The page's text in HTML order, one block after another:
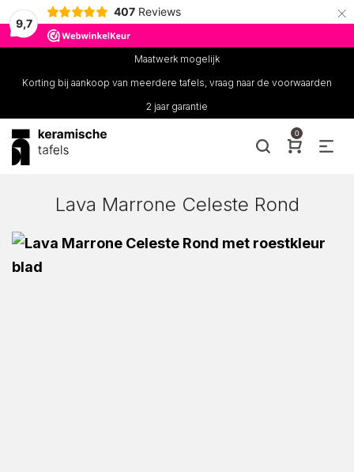
9,7
407 Reviews ×
Maatwerk mogelijk
Korting bij aankoop van meerdere tafels, vraag naar de voorwaarden
2 jaar garantie
0
Lava Marrone Celeste Rond